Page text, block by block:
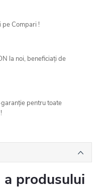
Compari !
la noi, beneficiați de
pentru toate
produsului